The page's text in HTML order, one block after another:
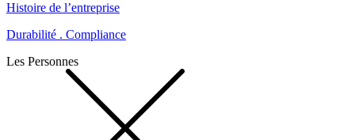
Histoire de l’entreprise
Durabilité . Compliance
Les Personnes